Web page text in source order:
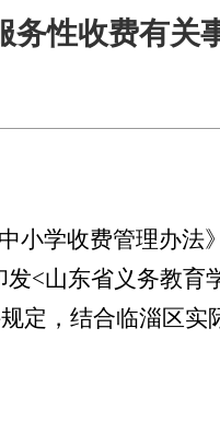
务性收费有关
小学收费管理办法
发<山东省义务教育
规定，结合临淄区实